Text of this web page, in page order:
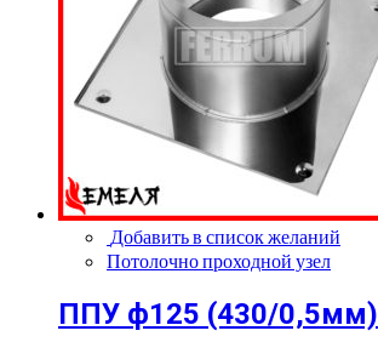
Добавить в список желаний
Потолочно проходной узел
ППУ ф125 (430/0,5мм)